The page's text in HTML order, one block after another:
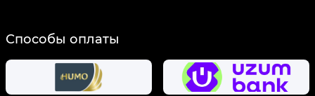
Способы оплаты